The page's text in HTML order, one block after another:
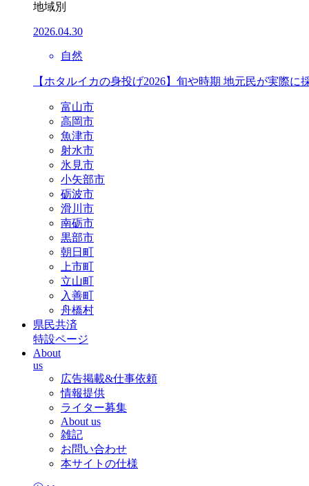
地域別
2026.04.30
自然
【ホタルイカの身投げ2026】旬や時期 地元民が実際に
富山市
高岡市
魚津市
射水市
氷見市
小矢部市
砺波市
滑川市
南砺市
黒部市
朝日町
上市町
立山町
入善町
舟橋村
県民共済
特設ページ
About
us
広告掲載&仕事依頼
情報提供
ライター募集
About us
雑記
お問い合わせ
本サイトの仕様